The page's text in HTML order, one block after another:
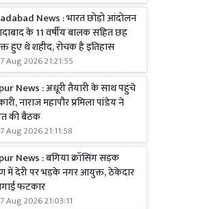
News : भारत छोड़ो आंदोलन
के 11 वर्षीय बालक सहित छह
हुए थे शहीद, रोचक है इतिहास
Aug 2026 21:21:55
News : अधूरी तैयारी के साथ पहुंचे
नाराज महापौर प्रमिला पांडेय ने
की बैठक
Aug 2026 21:11:58
News : बगिया क्रॉसिंग सड़क
में देरी पर भड़के नगर आयुक्त, ठेकेदार
फटकार
Aug 2026 21:03:11